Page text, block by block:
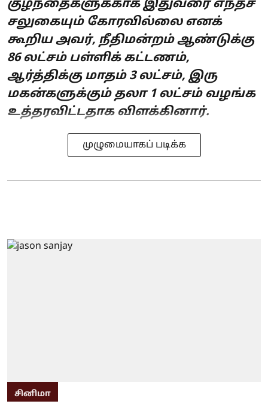
குழந்தைகளுக்காக இதுவரை எந்தச்
சலுகையும் கோரவில்லை எனக்
கூறிய அவர், நீதிமன்றம் ஆண்டுக்கு
86 லட்சம் பள்ளிக் கட்டணம்,
ஆர்த்திக்கு மாதம் 3 லட்சம், இரு
மகன்களுக்கும் தலா 1 லட்சம் வழங்க
உத்தரவிட்டதாக விளக்கினார்.
முழுமையாகப் படிக்க
சினிமா